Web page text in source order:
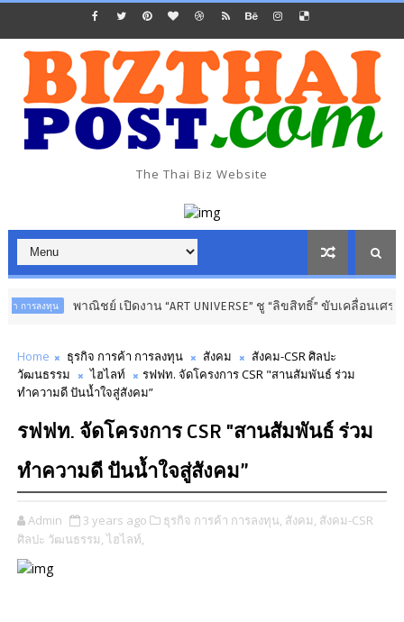
The Thai Biz Website
พาณิชย์ เปิดงาน “ART UNIVERSE” ชู “ลิขสิทธิ์” ขับเคลื่อนเศรษฐกิจสร้างส
Home ธุรกิจ การค้า การลงทุน สังคม
สังคม-CSR ศิลปะ
วัฒนธรรม
ไฮไลท์
รฟฟท. จัดโครงการ CSR "สานสัมพันธ์ ร่วม
ทำความดี ปันน้ำใจสู่สังคม”
รฟฟท. จัดโครงการ CSR "สานสัมพันธ์ ร่วม
ทำความดี ปันน้ำใจสู่สังคม”
Admin 3 years ago ธุรกิจ การค้า การลงทุน, สังคม, สังคม-CSR
ศิลปะ วัฒนธรรม, ไฮไลท์,